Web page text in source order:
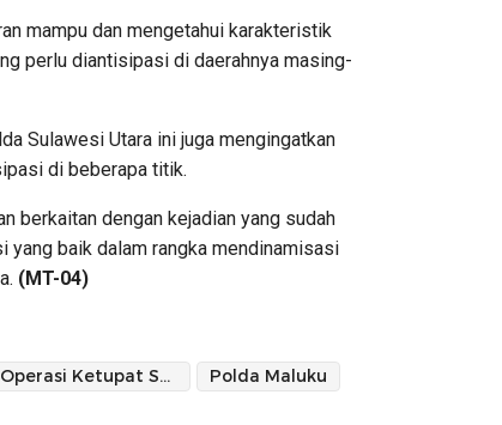
mampu dan mengetahui karakteristik
perlu diantisipasi di daerahnya masing-
Sulawesi Utara ini juga mengingatkan
di beberapa titik.
berkaitan dengan kejadian yang sudah
yang baik dalam rangka mendinamisasi
(MT-04)
Operasi Ketupat Salawaku 2024
Polda Maluku